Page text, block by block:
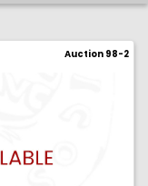
Auction 98-2